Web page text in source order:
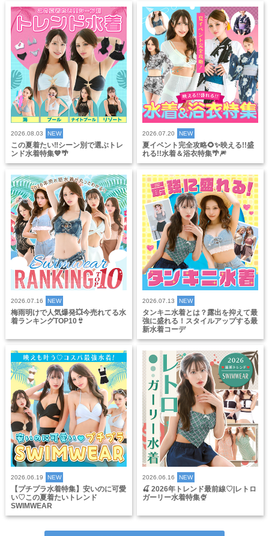
2026.08.03 NEW
この夏着たい‼️シーン別で選ぶトレ
ンド水着特集💙🌴
2026.07.20 NEW
夏イベント完全攻略🌻✨映える!!盛
れる!!水着＆浴衣特集🌴🎆
2026.07.16 NEW
梅雨明けで人気爆発💥今売れてる水
着ランキングTOP10👙
2026.07.13 NEW
タンキニ水着とは？露出を抑えて最
強に盛れる！スタイルアップする最
新水着コーデ
2026.06.19 NEW
【プチプラ水着特集】安いのに可愛
い♡この夏着たいトレンド
SWIMWEAR
2026.06.16 NEW
🍒 2026年トレンド最前線♡|レトロ
ガーリー水着特集🍨